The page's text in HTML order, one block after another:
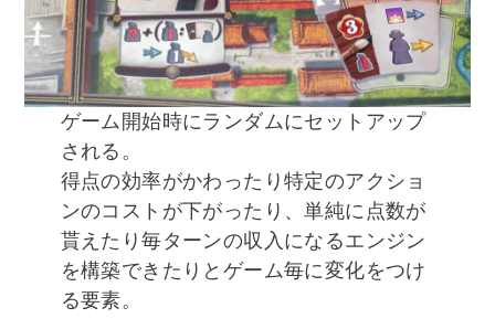
ゲーム開始時にランダムにセットアップ
される。
得点の効率がかわったり特定のアクショ
ンのコストが下がったり、単純に点数が
貰えたり毎ターンの収入になるエンジン
を構築できたりとゲーム毎に変化をつけ
る要素。